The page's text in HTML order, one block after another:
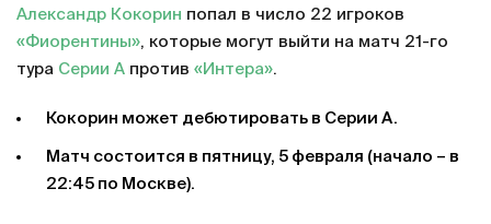
Александр Кокорин попал в число 22 игроков
«Фиорентины», которые могут выйти на матч 21-го
тура Серии А против «Интера».
Кокорин может дебютировать в Серии А.
Матч состоится в пятницу, 5 февраля (начало – в
22:45 по Москве).